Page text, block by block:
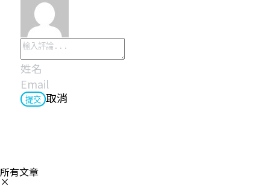
提交 取消
所有文章
×